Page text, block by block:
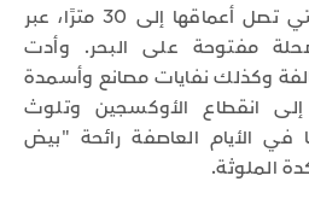
وترتبط بحيرة أتليتيكو، التي تصل أعماقها إلى 30 مترًا، عبر
مفتوحة على البحر. وأدت
وكذلك نفايات مصانع وأسمدة
إلى انقطاع الأوكسجين وتلوث
في الأيام العاصفة رائحة "بيض
الملوثة.